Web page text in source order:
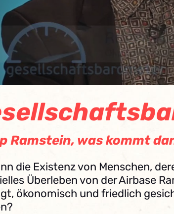
Ramstein, was kommt
die Existenz von Menschen,
Überleben von der Airbase
ökonomisch und friedlich